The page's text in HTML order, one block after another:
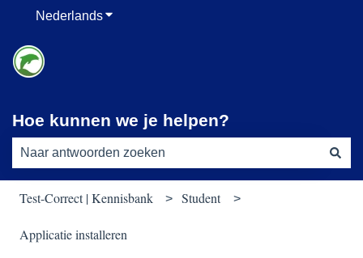
NederlandsSubmenu tonen voor vertalingen
Hoe kunnen we je helpen?
Test-Correct | Kennisbank Student
Applicatie installeren